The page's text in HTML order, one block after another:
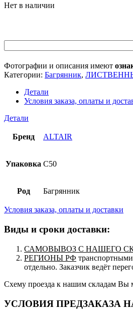
Нет в наличии
Фотографии и описания имеют
Категории: Багрянник,
Детали
Условия заказа, оплаты и
Детали
Бренд ALTAIR
Упаковка C50
Род Багрянник
Условия заказа, оплаты и доставки
Виды и сроки доставки:
САМОВЫВОЗ С НАШЕГО
РЕГИОНЫ РФ
отдельно. Заказчик ведёт
Схему проезда к нашим складам Вы
УСЛОВИЯ ПРЕДЗАКАЗА